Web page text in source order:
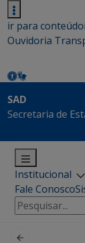
ir para conteúdo
Ouvidoria
SAD
Secretaria de
Institucional
Fale Conosco
Pesquisar
por: